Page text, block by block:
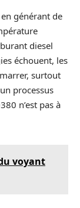
générant de
diesel
échouent, les
surtout
processus
n’est pas à
voyant